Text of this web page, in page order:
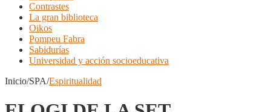
Contrastes
La gran biblioteca
Oikos
Pompeu Fabra
Sabidurías
Universidad y acción socioeducativa
Inicio/SPA/Espiritualidad